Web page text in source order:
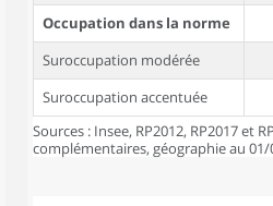
Occupation dans la norme
Suroccupation modérée
Suroccupation accentuée
Sources : Insee, RP2012, RP2017 et
complémentaires, géographie au 01/